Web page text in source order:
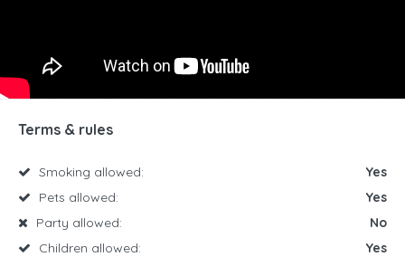
Terms & rules
Smoking allowed:
Yes
Pets allowed:
Yes
Party allowed:
No
Children allowed:
Yes